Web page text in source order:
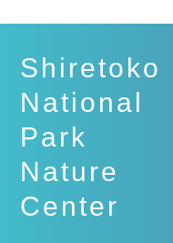
Shiretoko
National
Park
Nature
Center